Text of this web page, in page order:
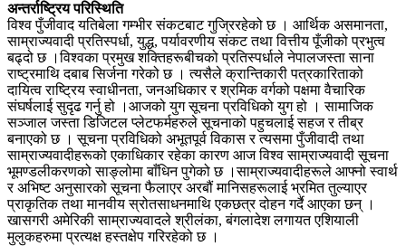
अन्तर्राष्ट्रिय परिस्थिति
विश्व पुँजीवाद यतिबेला गम्भीर संकटबाट गुज्रिरहेको छ । आर्थिक असमानता,
साम्राज्यवादी प्रतिस्पर्धा, युद्ध, पर्यावरणीय संकट तथा वित्तीय पूँजीको प्रभुत्व
बढ्दो छ ।विश्वका प्रमुख शक्तिहरूबीचको प्रतिस्पर्धाले नेपालजस्ता साना
राष्ट्रमाथि दबाब सिर्जना गरेको छ । त्यसैले क्रान्तिकारी पत्रकारिताको
दायित्व राष्ट्रिय स्वाधीनता, जनअधिकार र श्रमिक वर्गको पक्षमा वैचारिक
संघर्षलाई सुदृढ गर्नु हो ।आजको युग सूचना प्रविधिको युग हो । सामाजिक
सञ्जाल जस्ता डिजिटल प्लेटफर्महरुले सूचनाको पहुचलाई सहज र तीब्र
बनाएको छ । सूचना प्रविधिको अभूतपूर्व विकास र त्यसमा पुँजीवादी तथा
साम्राज्यवादीहरूको एकाधिकार रहेका कारण आज विश्व साम्राज्यवादी सूचना
भूमण्डलीकरणको साङ्लोमा बाँधिन पुगेको छ ।साम्राज्यवादीहरूले आफ्नो स्वार्थ
र अभिष्ट अनुसारको सूचना फैलाएर अरबौं मानिसहरूलाई भ्रमित तुल्याएर
प्राकृतिक तथा मानवीय स्रोतसाधनमाथि एकछत्र दोहन गर्दै आएका छन् ।
खासगरी अमेरिकी साम्राज्यवादले श्रीलंका, बंगलादेश लगायत एशियाली
मुलुकहरुमा प्रत्यक्ष हस्तक्षेप गरिरहेको छ ।